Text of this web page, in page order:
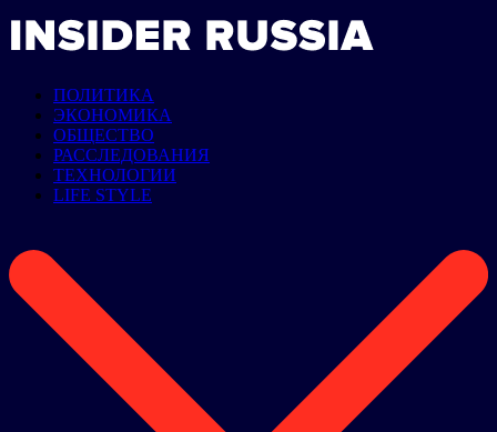
ПОЛИТИКА
ЭКОНОМИКА
ОБЩЕСТВО
РАССЛЕДОВАНИЯ
ТЕХНОЛОГИИ
LIFE STYLE